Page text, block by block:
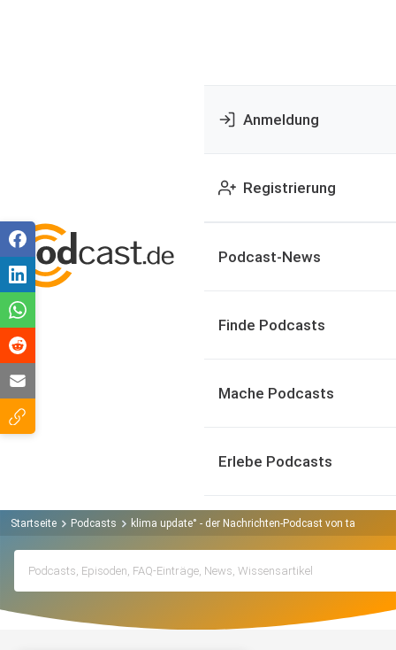
Anmeldung
Registrierung
Podcast-News
Finde Podcasts
Mache Podcasts
Erlebe Podcasts
Startseite Podcasts klima update° - der Nachrichten-Podcast von taz und